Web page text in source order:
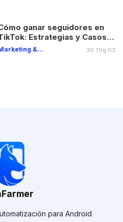
ganar seguidores en
Estrategias y Casos
éxito &
30 Thg 03
para Android